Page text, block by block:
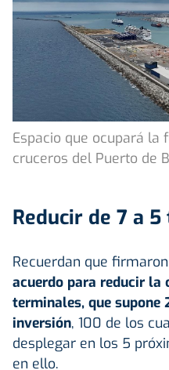
Espacio que ocupará la
cruceros del Puerto de
Reducir de 7 a
Recuerdan que firmaron
acuerdo para reducir la
terminales, que supone
inversión, 100 de los
desplegar en los 5
en ello.